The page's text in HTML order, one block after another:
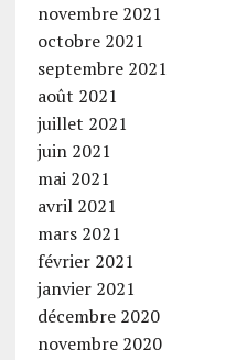
novembre 2021
octobre 2021
septembre 2021
août 2021
juillet 2021
juin 2021
mai 2021
avril 2021
mars 2021
février 2021
janvier 2021
décembre 2020
novembre 2020